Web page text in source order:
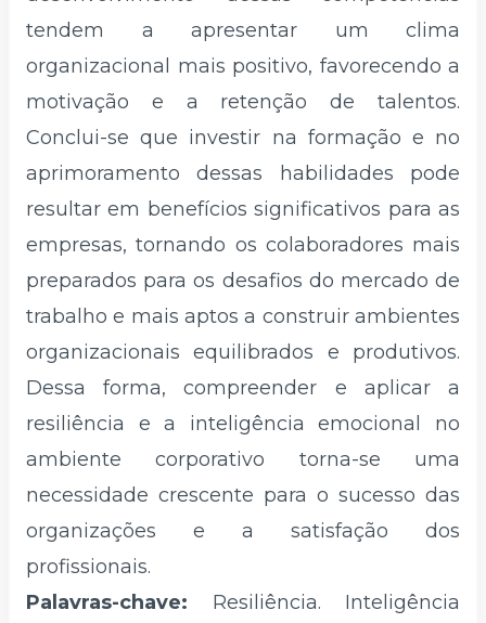
tendem a apresentar um clima
organizacional mais positivo, favorecendo a
motivação e a retenção de talentos.
Conclui-se que investir na formação e no
aprimoramento dessas habilidades pode
resultar em benefícios significativos para as
empresas, tornando os colaboradores mais
preparados para os desafios do mercado de
trabalho e mais aptos a construir ambientes
organizacionais equilibrados e produtivos.
Dessa forma, compreender e aplicar a
resiliência e a inteligência emocional no
ambiente corporativo torna-se uma
necessidade crescente para o sucesso das
organizações e a satisfação dos
profissionais.
Palavras-chave: Resiliência. Inteligência